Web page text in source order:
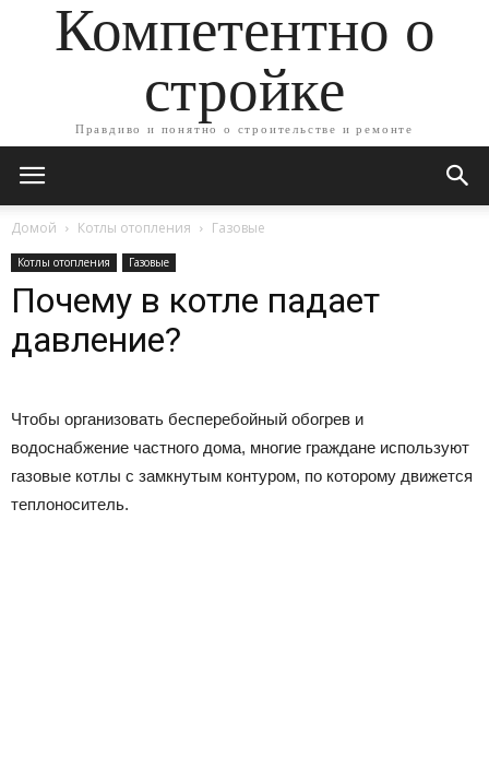
Компетентно о
стройке
Правдиво и понятно о строительстве и ремонте
Домой Котлы отопления Газовые
Котлы отопления Газовые
Почему в котле падает
давление?
Чтобы организовать бесперебойный обогрев и
водоснабжение частного дома, многие граждане используют
газовые котлы с замкнутым контуром, по которому движется
теплоноситель.